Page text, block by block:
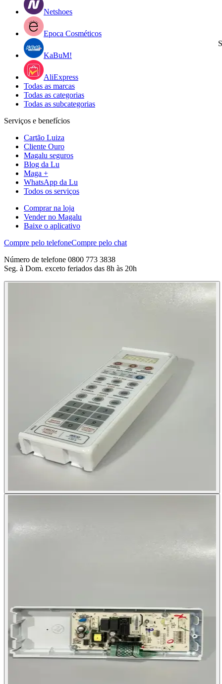
Netshoes
Epoca Cosméticos
KaBuM!
AliExpress
Todas as marcas
Todas as categorias
Todas as subcategorias
Serviços e benefícios
Cartão Luiza
Cliente Ouro
Magalu seguros
Blog da Lu
Maga +
WhatsApp da Lu
Todos os serviços
Comprar na loja
Vender no Magalu
Baixe o aplicativo
Compre pelo telefoneCompre pelo chat
Número de telefone 0800 773 3838
Seg. à Dom. exceto feriados das 8h às 20h